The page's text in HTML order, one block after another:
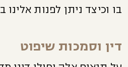
בו וכיצד ניתן לפנות אלינו
דין וסמכות שיפוט